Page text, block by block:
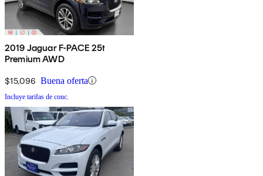
2019 Jaguar F-PACE 25t
Premium AWD
$15,096 Buena oferta
Incluye tarifas de conc.